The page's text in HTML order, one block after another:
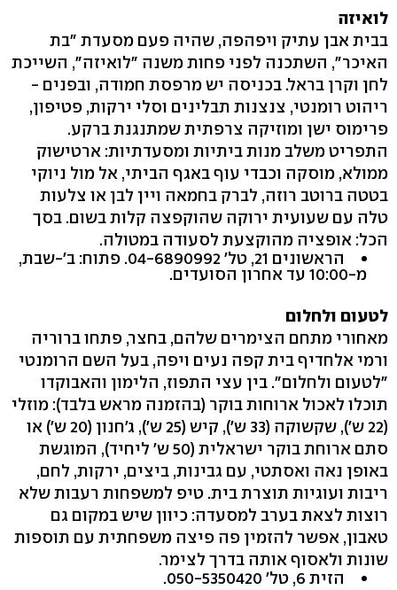
לואיזה
בבית אבן עתיק ויפהפה, שהיה פעם מסעדת "בת
האיכר‭,"‬ השתכנה לפני פחות משנה "לואיזה‭,"‬ השייכת
לחן וקרן בראל. בכניסה יש מרפסת חמודה, ובפנים -
ריהוט רומנטי, צנצנות תבלינים וסלי ירקות, פטיפון,
פרימוס ישן ומוזיקה צרפתית שמתנגנת ברקע.
התפריט משלב מנות ביתיות ומסעדתיות: ארטישוק
ממולא, מוסקה וכבדי עוף באגף הביתי, אל מול ניוקי
בטטה ברוטב רוזה, לברק בחמאה ויין לבן או צלעות
טלה עם שעועית ירוקה שהוקפצה קלות בשום. בסך
הכל: אופציה מהוקצעת לסעודה במטולה.
הראשונים ‭,21‬ טל' ‭.04-6890992‬ פתוח: ב‭-'‬שבת,
מ‭10:00-‬ עד אחרון הסועדים.
לטעום ולחלום
מאחורי מתחם הצימרים שלהם, בחצר, פתחו ברוריה
ורמי אלחדיף בית קפה נעים ויפה, בעל השם הרומנטי
"לטעום ולחלום‭."‬ בין עצי התפוז, הלימון והאבוקדו
תוכלו לאכול ארוחות בוקר (בהזמנה מראש בלבד‭:(‬ מוזלי
‭22)‬ ש‭,('‬ שקשוקה ‭33)‬ ש‭,('‬ קיש ‭25)‬ ש‭,('‬ ג'חנון ‭20)‬ ש‭('‬ או
סתם ארוחת בוקר ישראלית ‭50)‬ ש' ליחיד‭,(‬ המוגשת
באופן נאה ואסתטי, עם גבינות, ביצים, ירקות, לחם,
ריבות ועוגיות תוצרת בית. טיפ למשפחות רעבות שלא
רוצות לצאת בערב למסעדה: כיוון שיש במקום גם
טאבון, אפשר להזמין פה פיצה משפחתית עם תוספות
שונות ולאסוף אותה בדרך לצימר.
הזית ‭,6‬ טל' ‭.050-5350420 ‬